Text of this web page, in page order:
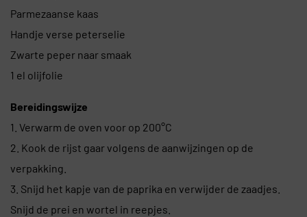
Parmezaanse kaas
Handje verse peterselie
Zwarte peper naar smaak
1 el olijfolie
Bereidingswijze
1. Verwarm de oven voor op 200°C
2. Kook de rijst gaar volgens de aanwijzingen op de
verpakking.
3. Snijd het kapje van de paprika en verwijder de zaadjes.
Snijd de prei en wortel in reepjes.